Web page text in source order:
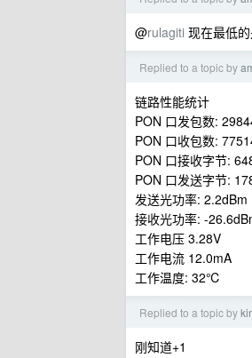
@rulagiti 现在最低
Replied to a topic by
链路性能统计
PON 口发包数:
PON 口收包数:
PON 口接收字节:
PON 口发送字节:
发送光功率: 2.2dBm
接收光功率: -
工作电压 3.28V
工作电流 12.0mA
工作温度: 32℃
Replied to a topic by
刚知道+1